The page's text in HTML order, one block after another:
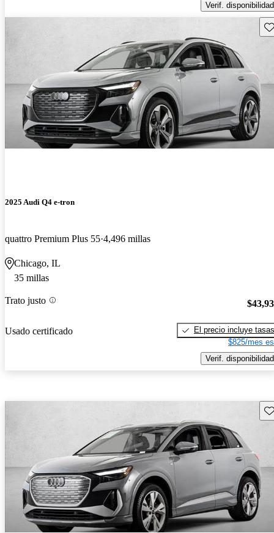
Verif. disponibilidad
2025 Audi Q4 e-tron
quattro Premium Plus 55 4,496 millas
Chicago, IL
35 millas
Trato justo
Usado certificado
El precio incluye tasas
$825/mes
Verif. disponibilidad